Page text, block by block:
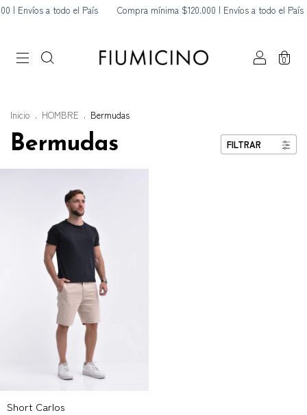
| Envíos a todo el País Compra mínima $120.000 | Envíos a todo el País
0
Inicio . HOMBRE . Bermudas
Bermudas FILTRAR
Short Carlos